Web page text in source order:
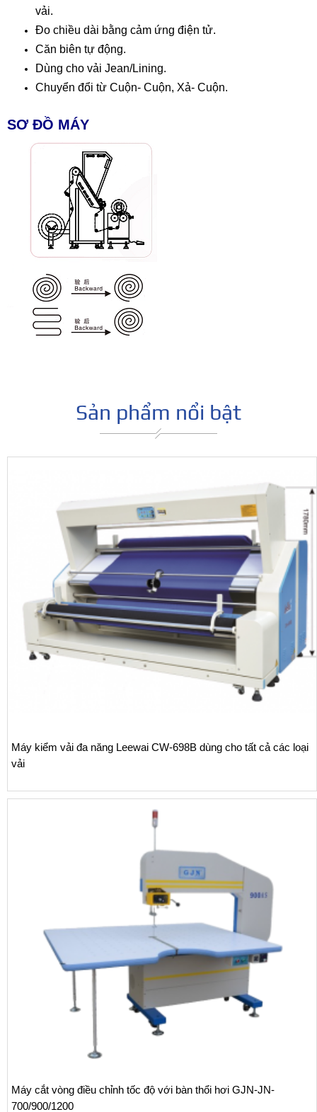
vải.
Đo chiều dài bằng cảm ứng điện tử.
Căn biên tự động.
Dùng cho vải Jean/Lining.
Chuyển đổi từ Cuộn- Cuộn, Xả- Cuộn.
SƠ ĐỒ MÁY
Sản phẩm nổi bật
Máy kiểm vải đa năng Leewai CW-698B dùng cho tất cả các loại
vải
Máy cắt vòng điều chỉnh tốc độ với bàn thổi hơi GJN-JN-
700/900/1200